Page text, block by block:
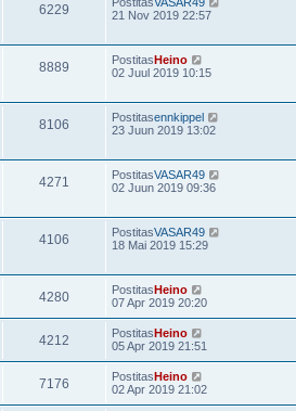
6229
21 Nov 2019 22:57
8889 PostitasHeino
02 Juul 2019 10:15
8106 Postitasennkippel
23 Juun 2019 13:02
4271 PostitasVASAR49
02 Juun 2019 09:36
4106 PostitasVASAR49
18 Mai 2019 15:29
4280 PostitasHeino
07 Apr 2019 20:20
4212 PostitasHeino
05 Apr 2019 21:51
7176 PostitasHeino
02 Apr 2019 21:02